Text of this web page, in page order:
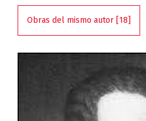
Obras del mismo autor [18]